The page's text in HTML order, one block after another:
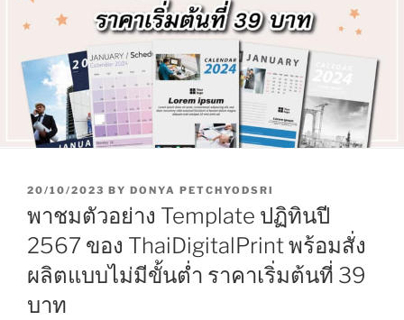
P
S
T
E
D
O
N
20/10/2023 BY DONYA PETCHYODSRI
พาชมตัวอย่าง Template ปฏิทินปี
2567 ของ ThaiDigitalPrint พร้อมสั่ง
ผลิตแบบไม่มีขั้นต่ำ ราคาเริ่มต้นที่ 39
บาท